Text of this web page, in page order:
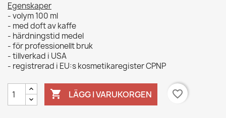
Egenskaper
- volym 100 ml
- med doft av kaffe
- härdningstid medel
- för professionellt bruk
- tillverkad i USA
- registrerad i EU:s kosmetikaregister CPNP
 LÄGG I VARUKORGEN favorite_border